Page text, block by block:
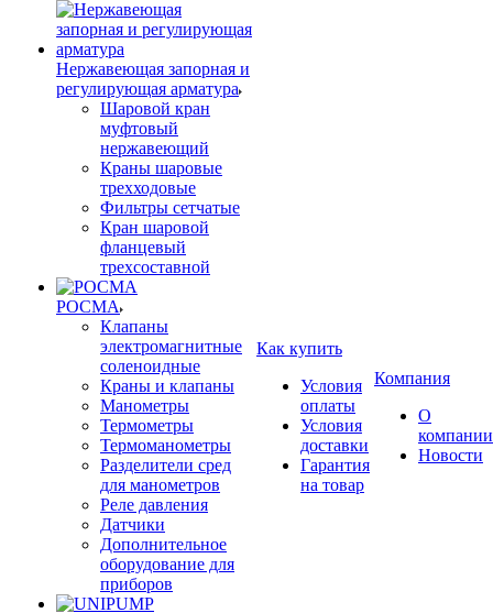
Нержавеющая запорная и
регулирующая арматура
Шаровой кран
муфтовый
нержавеющий
Краны шаровые
трехходовые
Фильтры сетчатые
Кран шаровой
фланцевый
трехсоставной
РОСМА
Клапаны
электромагнитные
соленоидные
Краны и клапаны
Манометры
Термометры
Термоманометры
Разделители сред
для манометров
Реле давления
Датчики
Дополнительное
оборудование для
приборов
Как купить
Условия
оплаты
Условия
доставки
Гарантия
на товар
Компания
О
компании
Новости